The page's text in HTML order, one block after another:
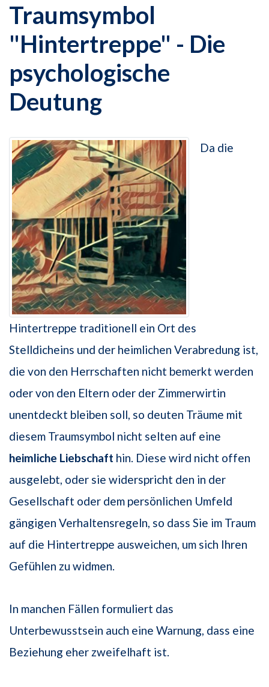
Traumsymbol
"Hintertreppe" - Die
psychologische
Deutung
Da die
Hintertreppe traditionell ein Ort des
Stelldicheins und der heimlichen Verabredung ist,
die von den Herrschaften nicht bemerkt werden
oder von den Eltern oder der Zimmerwirtin
unentdeckt bleiben soll, so deuten Träume mit
diesem Traumsymbol nicht selten auf eine
heimliche Liebschaft hin. Diese wird nicht offen
ausgelebt, oder sie widerspricht den in der
Gesellschaft oder dem persönlichen Umfeld
gängigen Verhaltensregeln, so dass Sie im Traum
auf die Hintertreppe ausweichen, um sich Ihren
Gefühlen zu widmen.
In manchen Fällen formuliert das
Unterbewusstsein auch eine Warnung, dass eine
Beziehung eher zweifelhaft ist.